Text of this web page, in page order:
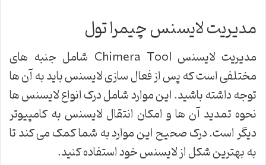
مدیریت لایسنس چیمرا تول
مدیریت لایسنس Chimera Tool شامل جنبه های
مختلفی است که پس از فعال سازی لایسنس باید به آن ها
توجه داشته باشید. این موارد شامل درک انواع لایسنس ها
نحوه تمدید آن ها و امکان انتقال لایسنس به کامپیوتر
دیگر است. درک صحیح این موارد به شما کمک می کند تا
به بهترین شکل از لایسنس خود استفاده کنید.